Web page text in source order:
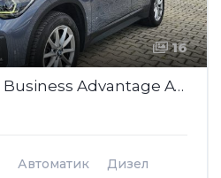
16
BMW X1 sDrive20d Business Advantage AT (SAJ020 )
Автоматик
Дизел